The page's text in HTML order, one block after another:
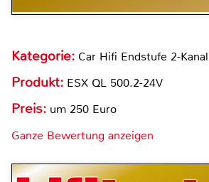
Kategorie: Car Hifi Endstufe 2-Kanal
Produkt: ESX QL 500.2-24V
Preis: um 250 Euro
Ganze Bewertung anzeigen